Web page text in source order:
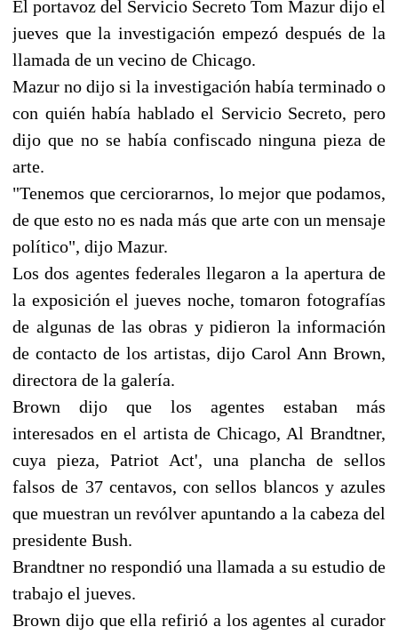
El portavoz del Servicio Secreto Tom Mazur dijo el
jueves que la investigación empezó después de la
llamada de un vecino de Chicago.
Mazur no dijo si la investigación había terminado o
con quién había hablado el Servicio Secreto, pero
dijo que no se había confiscado ninguna pieza de
arte.
"Tenemos que cerciorarnos, lo mejor que podamos,
de que esto no es nada más que arte con un mensaje
político", dijo Mazur.
Los dos agentes federales llegaron a la apertura de
la exposición el jueves noche, tomaron fotografías
de algunas de las obras y pidieron la información
de contacto de los artistas, dijo Carol Ann Brown,
directora de la galería.
Brown dijo que los agentes estaban más
interesados en el artista de Chicago, Al Brandtner,
cuya pieza, Patriot Act', una plancha de sellos
falsos de 37 centavos, con sellos blancos y azules
que muestran un revólver apuntando a la cabeza del
presidente Bush.
Brandtner no respondió una llamada a su estudio de
trabajo el jueves.
Brown dijo que ella refirió a los agentes al curador